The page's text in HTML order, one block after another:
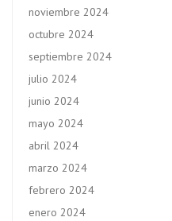
noviembre 2024
octubre 2024
septiembre 2024
julio 2024
junio 2024
mayo 2024
abril 2024
marzo 2024
febrero 2024
enero 2024